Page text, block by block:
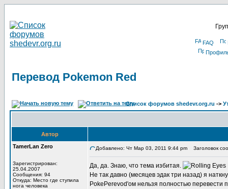
FAQ
Перевод Pokemon Red
Список форумов shedevr.org.ru ->
Автор
TamerLan Zero
Зарегистрирован:
25.04.2007
Сообщения: 94
Откуда: Место где ступила
нога человека
Добавлено: Чт Мар 03, 2011 9:44 pm Заголовок
Да, да. Знаю, что тема избитая.
Не так давно (месяцев эдак три назад) я
PokePerevod'ом нельзя полностью